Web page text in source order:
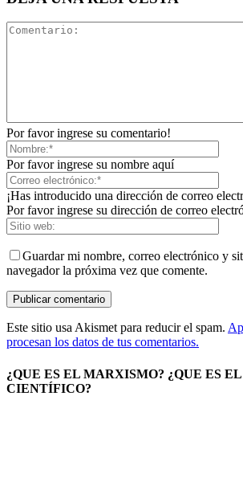
Por favor ingrese su comentario!
Por favor ingrese su nombre aquí
¡Has introducido una dirección de correo
Por favor ingrese su dirección de correo
Guardar mi nombre, correo electrónico y
navegador la próxima vez que comente.
Este sitio usa Akismet para reducir el spam.
procesan los datos de tus comentarios.
¿QUE ES EL MARXISMO? ¿QUE ES
CIENTÍFICO?